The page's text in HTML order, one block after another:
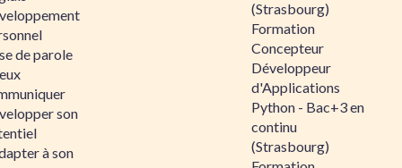
de parole
son
à son
(Strasbourg)
Formation
Concepteur
Développeur
d'Applications
Python - Bac+3 en
continu
(Strasbourg)